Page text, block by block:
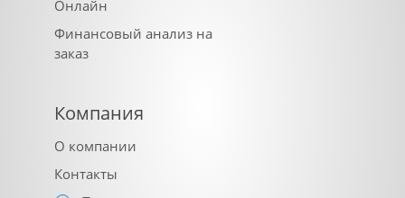
Онлайн
Финансовый анализ на
заказ
Компания
О компании
Контакты